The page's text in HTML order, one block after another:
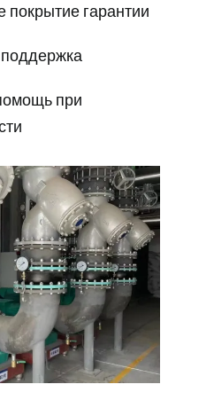
покрытие гарантии
при